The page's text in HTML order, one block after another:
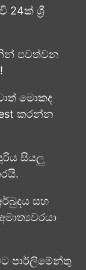
24ක් ශ්‍රී
පවත්වන
මොකද
කරන්න
සියලු
සහ
පාර්ලිමේන්තු